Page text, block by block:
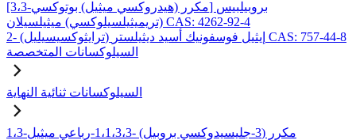
[3،3-مكرر (هيدروكسي ميثيل) بوتوكسي] بروبيلبيس
(تريميثيلسيلوكسي) ميثيلسيلان CAS: 4262-92-4
2- (ترايثوكسيسيليل) إيثيل فوسفونيك أسيد ديثيلستر CAS: 757-44-8
السيلوكسانات المتخصصة
السيلوكسانات ثنائية النهاية
1،3-مكرر (3-جليسيدوكسي بروبيل) -1،1،3،3-رباعي ميثيل